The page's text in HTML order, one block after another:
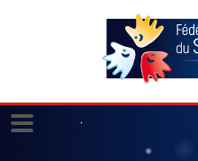
Panneau de gestion des cookies